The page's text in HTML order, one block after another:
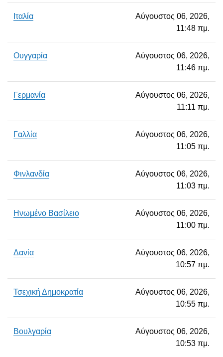
Ιταλία
Αύγουστος 06, 2026,
11:48 πμ.
Ουγγαρία
Αύγουστος 06, 2026,
11:46 πμ.
Γερμανία
Αύγουστος 06, 2026,
11:11 πμ.
Γαλλία
Αύγουστος 06, 2026,
11:05 πμ.
Φινλανδία
Αύγουστος 06, 2026,
11:03 πμ.
Ηνωμένο Βασίλειο
Αύγουστος 06, 2026,
11:00 πμ.
Δανία
Αύγουστος 06, 2026,
10:57 πμ.
Τσεχική Δημοκρατία
Αύγουστος 06, 2026,
10:55 πμ.
Βουλγαρία
Αύγουστος 06, 2026,
10:53 πμ.